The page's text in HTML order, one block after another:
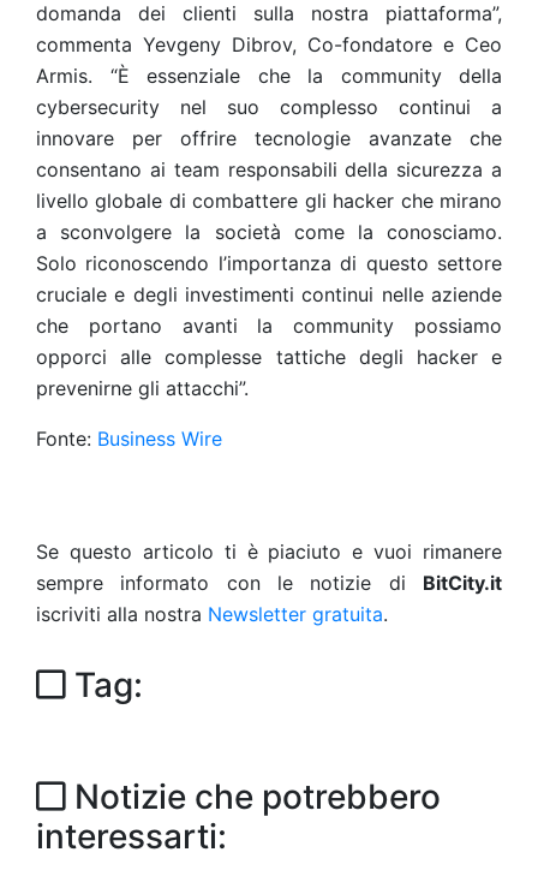
domanda dei clienti sulla nostra piattaforma”,
commenta Yevgeny Dibrov, Co-fondatore e Ceo
Armis. “È essenziale che la community della
cybersecurity nel suo complesso continui a
innovare per offrire tecnologie avanzate che
consentano ai team responsabili della sicurezza a
livello globale di combattere gli hacker che mirano
a sconvolgere la società come la conosciamo.
Solo riconoscendo l’importanza di questo settore
cruciale e degli investimenti continui nelle aziende
che portano avanti la community possiamo
opporci alle complesse tattiche degli hacker e
prevenirne gli attacchi”.
Fonte: Business Wire
Se questo articolo ti è piaciuto e vuoi rimanere
sempre informato con le notizie di BitCity.it
iscriviti alla nostra Newsletter gratuita.
Tag:
Notizie che potrebbero
interessarti: